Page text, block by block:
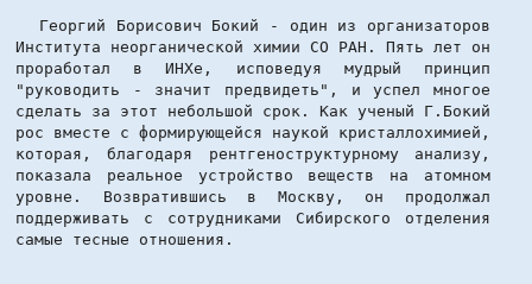
Георгий Борисович Бокий - один из организаторов
Института неорганической химии СО РАН. Пять лет он
проработал в ИНХе, исповедуя мудрый принцип
"руководить - значит предвидеть", и успел многое
сделать за этот небольшой срок. Как ученый Г.Бокий
рос вместе с формирующейся наукой кристаллохимией,
которая, благодаря рентгеноструктурному анализу,
показала реальное устройство веществ на атомном
уровне. Возвратившись в Москву, он продолжал
поддерживать с сотрудниками Сибирского отделения
самые тесные отношения.